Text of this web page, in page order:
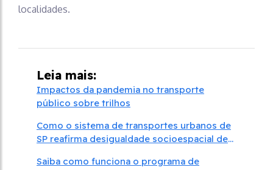
localidades.
Leia mais:
Impactos da pandemia no transporte
público sobre trilhos
Como o sistema de transportes urbanos de
SP reafirma desigualdade socioespacial de
Saiba como funciona o programa de